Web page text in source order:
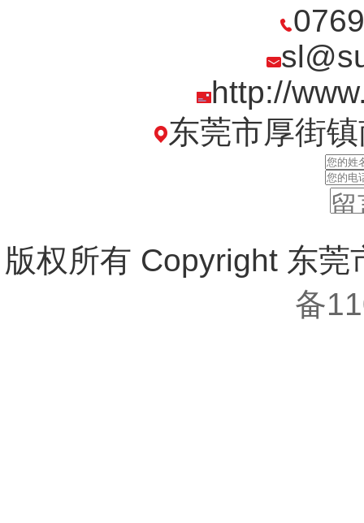
http://
东莞市厚街
版权所有 Copyright 东
备